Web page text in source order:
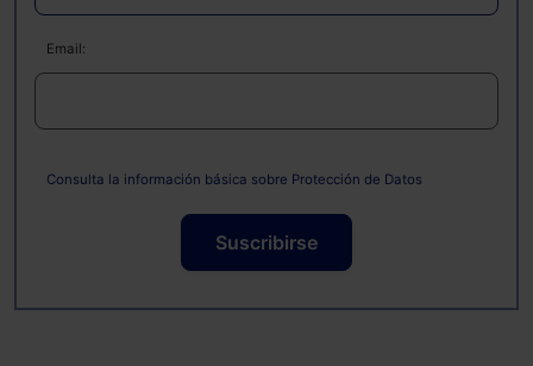
Email:
Consulta la información básica sobre Protección de Datos
Suscribirse